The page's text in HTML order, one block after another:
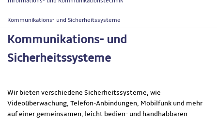
Kommunikations- und Sicherheitssysteme
Kommunikations- und
Sicherheitssysteme
Wir bieten verschiedene Sicherheitssysteme, wie
Videoüberwachung, Telefon-Anbindungen, Mobilfunk und mehr
auf einer gemeinsamen, leicht bedien- und handhabbaren